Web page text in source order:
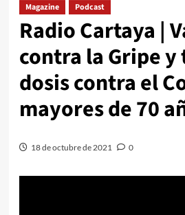
Magazine Podcast
Radio Cartaya |
contra la Gripe y
dosis contra el
mayores de 70
18 de octubre de 2021 0